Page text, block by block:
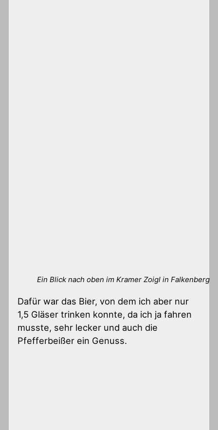
Ein Blick nach oben im Kramer Zoigl in Falkenberg
Dafür war das Bier, von dem ich aber nur
1,5 Gläser trinken konnte, da ich ja fahren
musste, sehr lecker und auch die
Pfefferbeißer ein Genuss.